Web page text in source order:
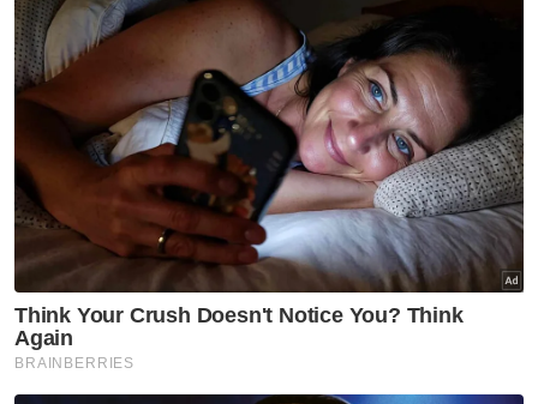
Kesalahan itu dilakukan di sebuah kondominium di Jalan Sultan
Omar di sini pada 2.35 pagi 11 Mac 2024, mengikut Seksyen 12
Akta Anti Pemerdagangan Orang dan Penyeludupan Migran
2007 yang dibaca bersama Seksyen 34 Kanun Keseksaan.
Terdahulu, peguam Mohd Shahir Mat Jusoh
daripada Tetuan Ghazali & Co memohon
hukuman yang minimum dengan alasan
kedua-dua anak guamnya merupakan ketua